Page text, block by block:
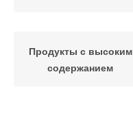
Продукты с высоким
содержанием